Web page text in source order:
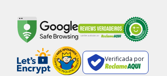
Verificada por